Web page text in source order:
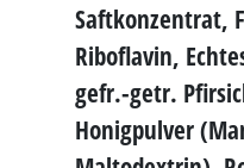
Saftkonzentrat,
Riboflavin,
gefr.-getr.
Honigpulver